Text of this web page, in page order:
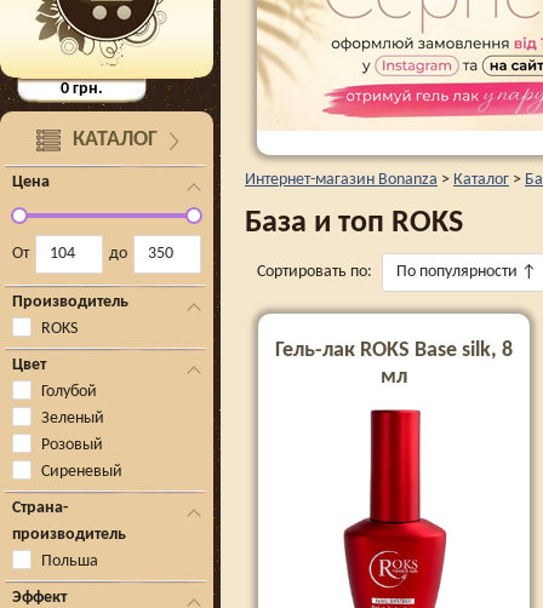
0грн.
КАТАЛОГ
Цена
От до
Производитель
ROKS
Цвет
Голубой
Зеленый
Розовый
Сиреневый
Страна-
производитель
Польша
Эффект
Интернет-магазин Bonanza > Каталог >
База и топ ROKS
Сортировать по: По популярности ↑
Гель-лак ROKS Base silk, 8
мл